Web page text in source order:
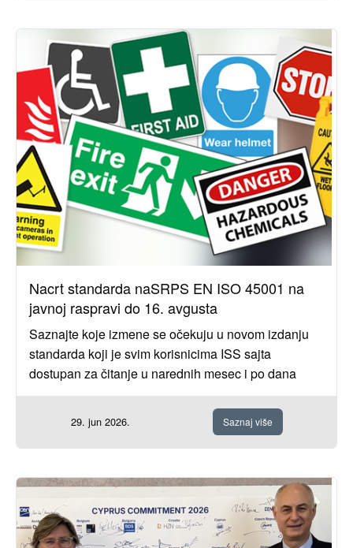
Nacrt standarda naSRPS EN ISO 45001 na
javnoj raspravi do 16. avgusta
Saznajte koje izmene se očekuju u novom izdanju
standarda koji je svim korisnicima ISS sajta
dostupan za čitanje u narednih mesec i po dana
29. jun 2026. Saznaj više